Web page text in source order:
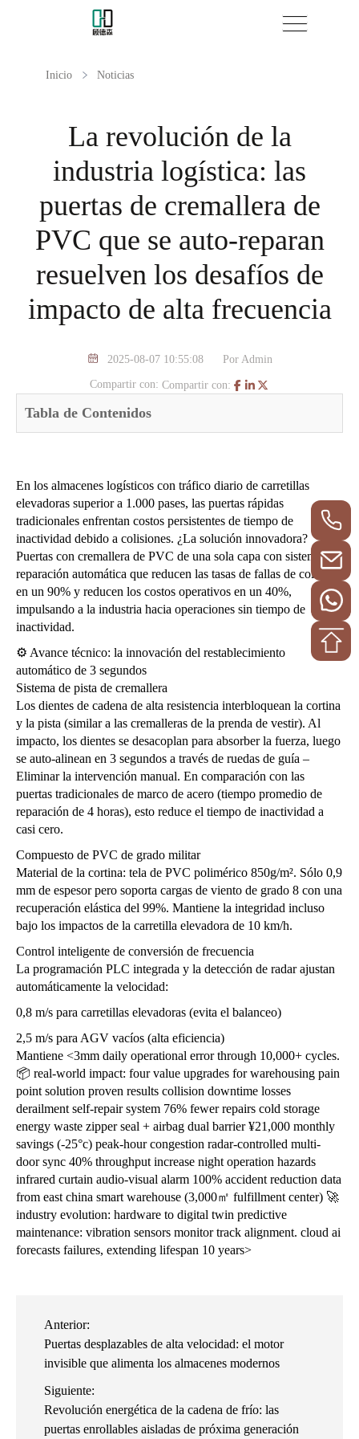
Inicio Noticias
La revolución de la
industria logística: las
puertas de cremallera de
PVC que se auto-reparan
resuelven los desafíos de
impacto de alta frecuencia
2025-08-07 10:55:08 Por Admin
Compartir con: Compartir con:
Tabla de Contenidos
En los almacenes logísticos con tráfico diario de carretillas
elevadoras superior a 1.000 pases, las puertas rápidas
tradicionales enfrentan costos persistentes de tiempo de
inactividad debido a colisiones. ¿La solución innovadora?
Puertas con cremallera de PVC de una sola capa con sistemas de
reparación automática que reducen las tasas de fallas de colisión
en un 90% y reducen los costos operativos en un 40%,
impulsando a la industria hacia operaciones sin tiempo de
inactividad.
⚙️ Avance técnico: la innovación del restablecimiento
automático de 3 segundos
Sistema de pista de cremallera
Los dientes de cadena de alta resistencia interbloquean la cortina
y la pista (similar a las cremalleras de la prenda de vestir). Al
impacto, los dientes se desacoplan para absorber la fuerza, luego
se auto-alinean en 3 segundos a través de ruedas de guía –
Eliminar la intervención manual. En comparación con las
puertas tradicionales de marco de acero (tiempo promedio de
reparación de 4 horas), esto reduce el tiempo de inactividad a
casi cero.
Compuesto de PVC de grado militar
Material de la cortina: tela de PVC polimérico 850g/m². Sólo 0,9
mm de espesor pero soporta cargas de viento de grado 8 con una
recuperación elástica del 99%. Mantiene la integridad incluso
bajo los impactos de la carretilla elevadora de 10 km/h.
Control inteligente de conversión de frecuencia
La programación PLC integrada y la detección de radar ajustan
automáticamente la velocidad:
0,8 m/s para carretillas elevadoras (evita el balanceo)
2,5 m/s para AGV vacíos (alta eficiencia)
Mantiene <3mm daily operational error through 10,000+ cycles.
📦 real-world impact: four value upgrades for warehousing pain
point solution proven results collision downtime losses
derailment self-repair system 76% fewer repairs cold storage
energy waste zipper seal + airbag dual barrier ¥21,000 monthly
savings (-25°c) peak-hour congestion radar-controlled multi-
door sync 40% throughput increase night operation hazards
infrared curtain audio-visual alarm 100% accident reduction data
from east china smart warehouse (3,000㎡ fulfillment center) 🚀
industry evolution: hardware to digital twin predictive
maintenance: vibration sensors monitor track alignment. cloud ai
forecasts failures, extending lifespan 10 years>
Anterior:
Puertas desplazables de alta velocidad: el motor
invisible que alimenta los almacenes modernos
Siguiente:
Revolución energética de la cadena de frío: las
puertas enrollables aisladas de próxima generación